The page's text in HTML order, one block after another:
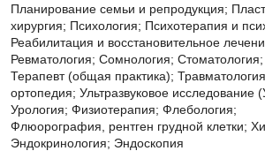
Планирование семьи и репродукция;
хирургия; Психология; Психотерапия и
Реабилитация и восстановительное
Ревматология; Сомнология; Стоматология;
Терапевт (общая практика);
ортопедия; Ультразвуковое исследование
Урология; Физиотерапия; Флебология;
Флюорография, рентген грудной клетки;
Эндокринология; Эндоскопия